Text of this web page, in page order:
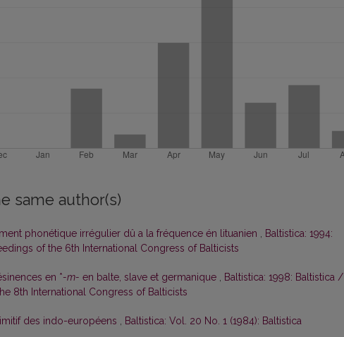
same author(s)
phonétique irrégulier dû a la fréquence én lituanien , Baltistica: 1994:
of the 6th International Congress of Balticists
en *-m- en balte, slave et germanique , Baltistica: 1998: Baltistica /
8th International Congress of Balticists
des indo-européens , Baltistica: Vol. 20 No. 1 (1984): Baltistica